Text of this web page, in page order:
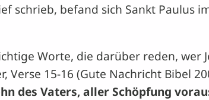
schrieb, befand sich Sankt Paulus
Worte, die darüber reden, wer
Verse 15-16 (Gute Nachricht Bibel
des Vaters, aller Schöpfung